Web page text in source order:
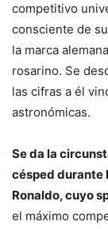
competitivo
consciente de
la marca
rosarino. Se
las cifras a él
astronómicas.
Se da la
césped durante
Ronaldo, cuyo
el máximo